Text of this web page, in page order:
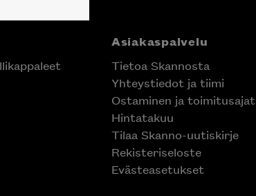
Asiakaspalvelu
Tietoa Skannosta
Yhteystiedot ja tiimi
Ostaminen ja toimitusajat
Hintatakuu
Tilaa Skanno-uutiskirje
Rekisteriseloste
Evästeasetukset